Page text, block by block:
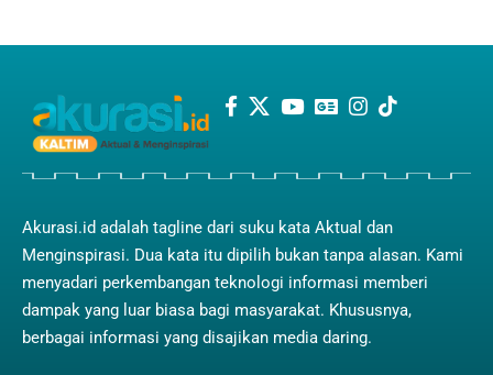
Akurasi.id adalah tagline dari suku kata Aktual dan
Menginspirasi. Dua kata itu dipilih bukan tanpa alasan. Kami
menyadari perkembangan teknologi informasi memberi
dampak yang luar biasa bagi masyarakat. Khususnya,
berbagai informasi yang disajikan media daring.